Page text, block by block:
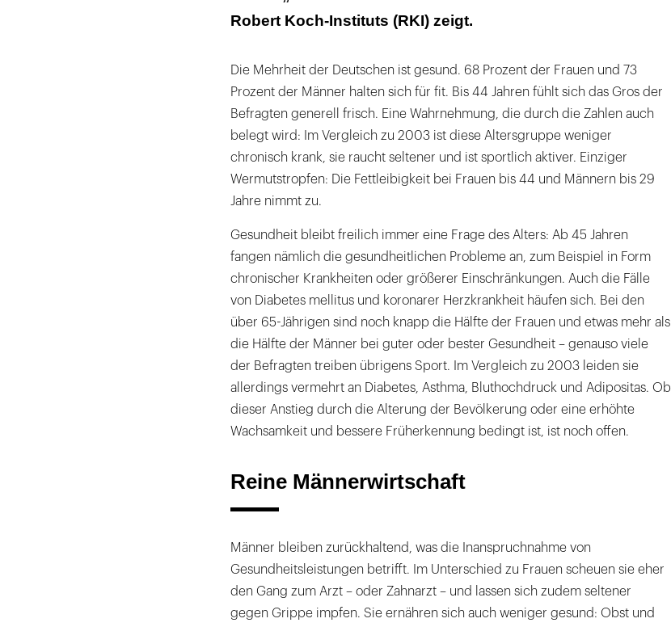
Robert Koch-Instituts (RKI) zeigt.
Die Mehrheit der Deutschen ist gesund. 68 Prozent der Frauen und 73
Prozent der Männer halten sich für fit. Bis 44 Jahren fühlt sich das Gros der
Befragten generell frisch. Eine Wahrnehmung, die durch die Zahlen auch
belegt wird: Im Vergleich zu 2003 ist diese Altersgruppe weniger
chronisch krank, sie raucht seltener und ist sportlich aktiver. Einziger
Wermutstropfen: Die Fettleibigkeit bei Frauen bis 44 und Männern bis 29
Jahre nimmt zu.
Gesundheit bleibt freilich immer eine Frage des Alters: Ab 45 Jahren
fangen nämlich die gesundheitlichen Probleme an, zum Beispiel in Form
chronischer Krankheiten oder größerer Einschränkungen. Auch die Fälle
von Diabetes mellitus und koronarer Herzkrankheit häufen sich. Bei den
über 65-Jährigen sind noch knapp die Hälfte der Frauen und etwas mehr als
die Hälfte der Männer bei guter oder bester Gesundheit – genauso viele
der Befragten treiben übrigens Sport. Im Vergleich zu 2003 leiden sie
allerdings vermehrt an Diabetes, Asthma, Bluthochdruck und Adipositas. Ob
dieser Anstieg durch die Alterung der Bevölkerung oder eine erhöhte
Wachsamkeit und bessere Früherkennung bedingt ist, ist noch offen.
Reine Männerwirtschaft
Männer bleiben zurückhaltend, was die Inanspruchnahme von
Gesundheitsleistungen betrifft. Im Unterschied zu Frauen scheuen sie eher
den Gang zum Arzt – oder Zahnarzt – und lassen sich zudem seltener
gegen Grippe impfen. Sie ernähren sich auch weniger gesund: Obst und